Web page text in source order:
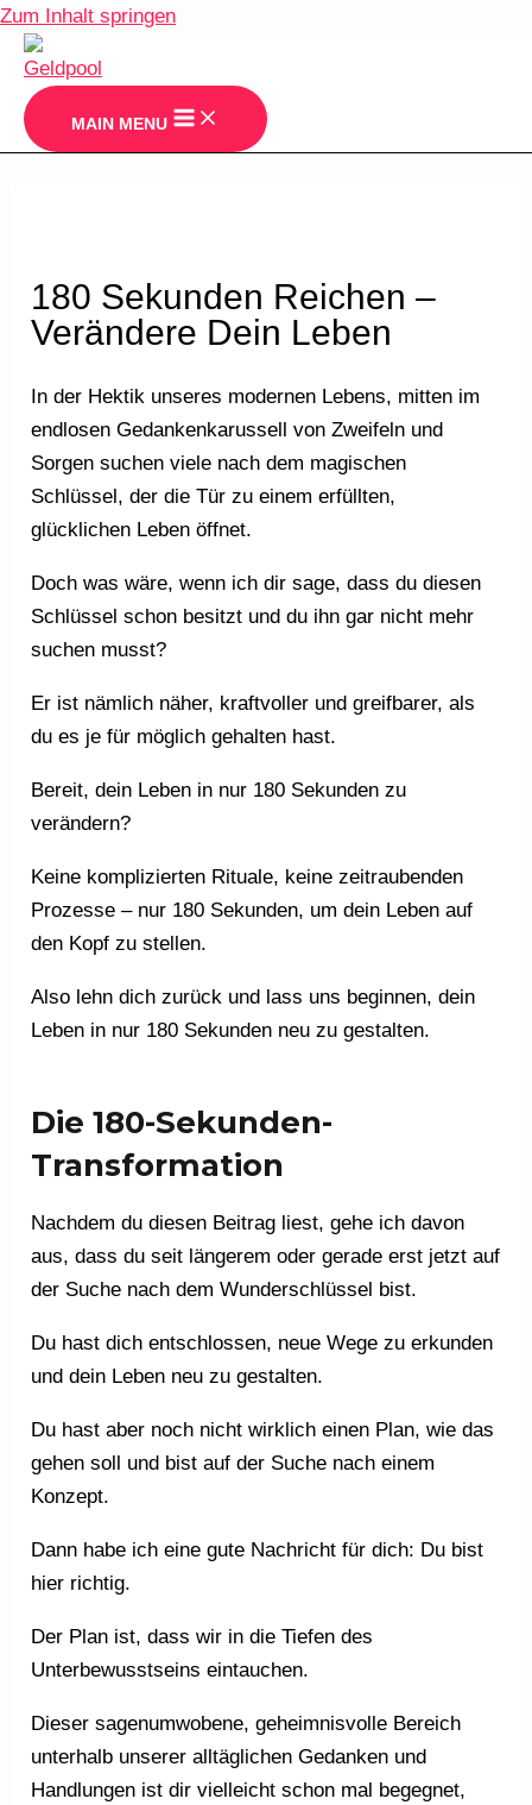
Zum Inhalt springen
MAIN MENU
180 Sekunden Reichen –
Verändere Dein Leben
In der Hektik unseres modernen Lebens, mitten im
endlosen Gedankenkarussell von Zweifeln und
Sorgen suchen viele nach dem magischen
Schlüssel, der die Tür zu einem erfüllten,
glücklichen Leben öffnet.
Doch was wäre, wenn ich dir sage, dass du diesen
Schlüssel schon besitzt und du ihn gar nicht mehr
suchen musst?
Er ist nämlich näher, kraftvoller und greifbarer, als
du es je für möglich gehalten hast.
Bereit, dein Leben in nur 180 Sekunden zu
verändern?
Keine komplizierten Rituale, keine zeitraubenden
Prozesse – nur 180 Sekunden, um dein Leben auf
den Kopf zu stellen.
Also lehn dich zurück und lass uns beginnen, dein
Leben in nur 180 Sekunden neu zu gestalten.
Die 180-Sekunden-
Transformation
Nachdem du diesen Beitrag liest, gehe ich davon
aus, dass du seit längerem oder gerade erst jetzt auf
der Suche nach dem Wunderschlüssel bist.
Du hast dich entschlossen, neue Wege zu erkunden
und dein Leben neu zu gestalten.
Du hast aber noch nicht wirklich einen Plan, wie das
gehen soll und bist auf der Suche nach einem
Konzept.
Dann habe ich eine gute Nachricht für dich: Du bist
hier richtig.
Der Plan ist, dass wir in die Tiefen des
Unterbewusstseins eintauchen.
Dieser sagenumwobene, geheimnisvolle Bereich
unterhalb unserer alltäglichen Gedanken und
Handlungen ist dir vielleicht schon mal begegnet,